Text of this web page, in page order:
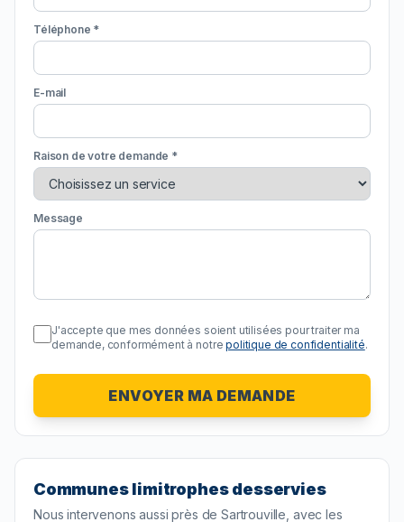
Téléphone *
E-mail
Raison de votre demande *
Message
J'accepte que mes données soient utilisées pour traiter ma
demande, conformément à notre politique de confidentialité.
ENVOYER MA DEMANDE
Communes limitrophes desservies
Nous intervenons aussi près deSartrouville , avec les